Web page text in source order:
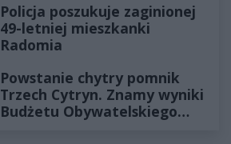
Policja poszukuje zaginionej
49-letniej mieszkanki
Radomia
Powstanie chytry pomnik
Trzech Cytryn. Znamy wyniki
Budżetu Obywatelskiego